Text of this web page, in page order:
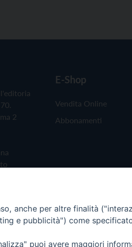
2
E-Shop
Vendita Online
Abbonamenti
anche per altre finalità
e pubblicità") come
puoi avere maggiori